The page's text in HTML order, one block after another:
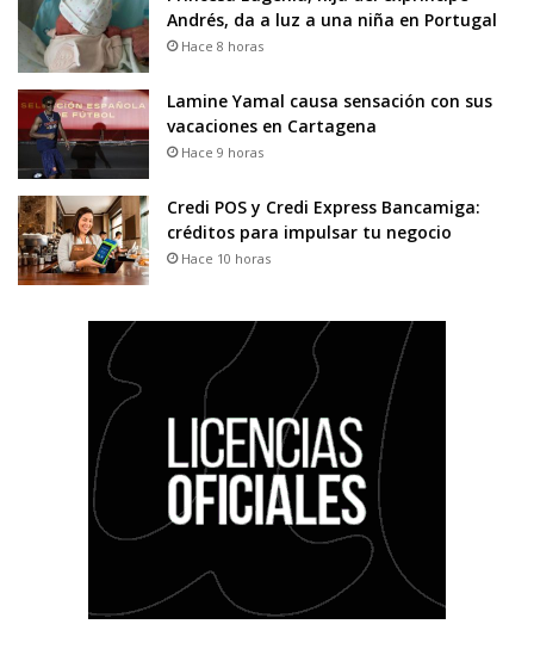
Andrés, da a luz a una niña en Portugal
Hace 8 horas
Lamine Yamal causa sensación con sus
vacaciones en Cartagena
Hace 9 horas
Credi POS y Credi Express Bancamiga:
créditos para impulsar tu negocio
Hace 10 horas